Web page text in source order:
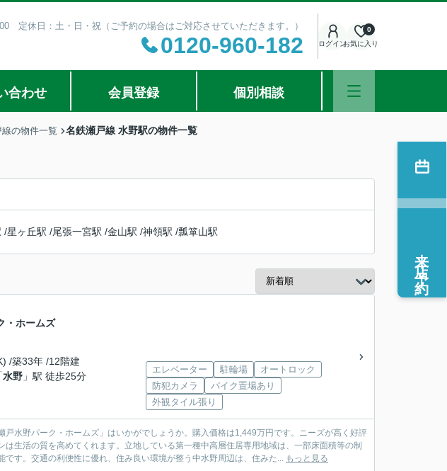
定休日：土・日・祝（ご予約の場合はご対応させていただきます。）
0120-960-182 ログインお気に入り
0
合わせ 会員登録 個別相談
の物件一覧 名鉄瀬戸線 水野駅の物件一覧
/星ヶ丘駅 /尾張一宮駅 /金山駅 /神領駅 /瓢箪山駅
・ホームズ
/築33年 /12階建
水野 」駅 徒歩25分
エレベーター 駐輪場
オートロック
防犯カメラ
バイク置場あり
外観タイル張り
水野パーク・ホームズ」はいかがでしょうか。購入価格は1,449万円です。ニーズが高く好評
生活の質を高めてくれます。立地している第一種中高層住居専用地域は、一部床面積等の制
す。交通の利便性に優れ、住み良い環境が整う中水野周辺は、住みた... もっと見る
来店予約